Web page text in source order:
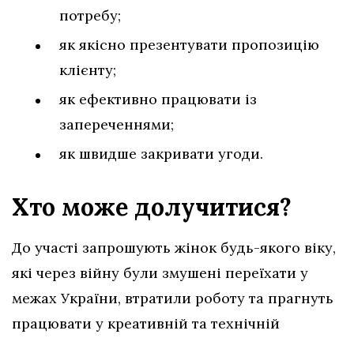
потребу;
як якісно презентувати пропозицію
клієнту;
як ефективно працювати із
запереченнями;
як швидше закривати угоди.
Хто може долучитися?
До участі запрошують жінок будь-якого віку,
які через війну були змушені переїхати у
межах України, втратили роботу та прагнуть
працювати у креативній та технічній